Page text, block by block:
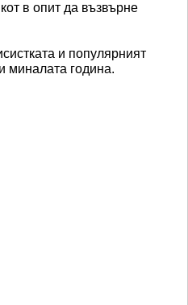
в опит да възвърне
и популярният
миналата година.